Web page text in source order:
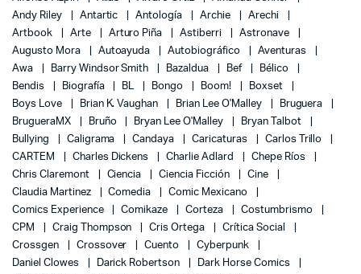
Andy Riley
Antartic Antología Archie
Arechi
Artbook
Arte Arturo Piña Astiberri
Astronave
Augusto Mora
Autoayuda Autobiográfico
Aventuras
Awa
Barry Windsor Smith Bazaldua Bef
Bélico
Bendis
Biografía BL Bongo Boom!
Boxset
Boys Love
Brian K. Vaughan Brian Lee O'Malley
Bruguera
BrugueraMX
Bruño Bryan Lee O'Malley
Bryan Talbot
Bullying
Caligrama Candaya Caricaturas
Carlos Trillo
CARTEM
Charles Dickens Charlie Adlard
Chepe Ríos
Chris Claremont
Ciencia Ciencia Ficción
Cine
Claudia Martinez
Comedia
Comic Mexicano
Comics Experience
Comikaze Corteza
Costumbrismo
CPM
Craig Thompson Cris Ortega
Crítica Social
Crossgen
Crossover Cuento
Cyberpunk
Daniel Clowes
Darick Robertson
Dark Horse Comics